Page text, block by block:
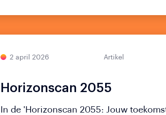
2 april 2026 Artikel
Horizonscan 2055
In de 'Horizonscan 2055: Jouw